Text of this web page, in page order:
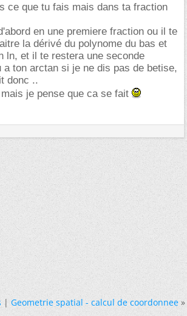
ce que tu fais mais dans ta fraction
en une premiere fraction ou il te
la dérivé du polynome du bas et
ln, et il te restera une seconde
a ton arctan si je ne dis pas de betise,
donc ..
je pense que ca se fait
|Geometrie spatial - calcul de coordonnee »